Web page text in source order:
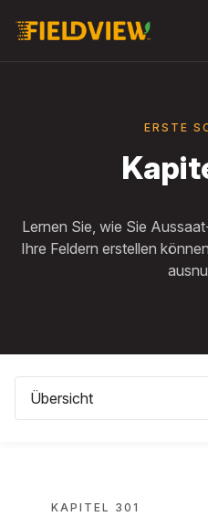
ERSTE
Lernen Sie, wie Sie
Ihre Feldern erstellen
Übersicht
KAPITEL 301